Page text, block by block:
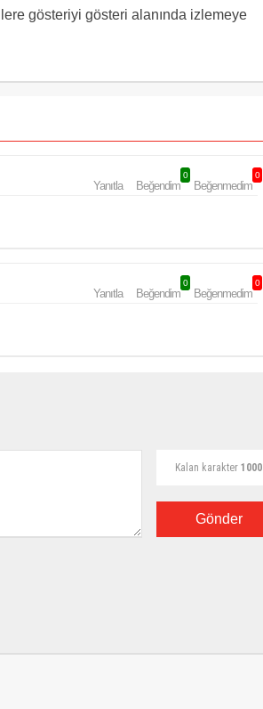
gösteriyi gösteri alanında izlemeye
Yanıtla Beğendim
0
Beğenmedim
0
Yanıtla Beğendim
0
Beğenmedim
0
Kalan karakter 1000
Gönder